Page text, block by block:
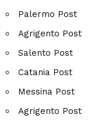
Palermo Post
Agrigento Post
Salento Post
Catania Post
Messina Post
Agrigento Post